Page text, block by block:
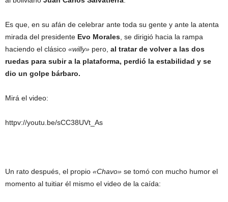
Es que, en su afán de celebrar ante toda su gente y ante la atenta
mirada del presidente Evo Morales , se dirigió hacia la rampa
haciendo el clásico «willy» pero, al tratar de volver a las dos
ruedas para subir a la plataforma, perdió la estabilidad y se
dio un golpe bárbaro.
Mirá el video:
httpv://youtu.be/sCC38UVt_As
Un rato después, el propio «Chavo» se tomó con mucho humor el
momento al tuitiar él mismo el video de la caída: